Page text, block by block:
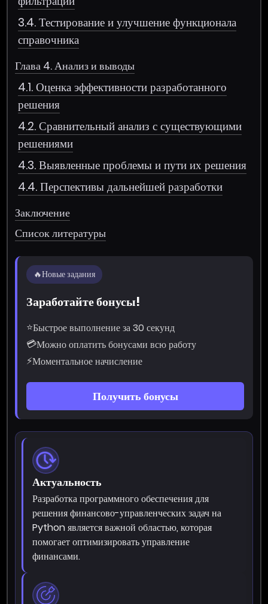
3.4. Тестирование и улучшение функционала
справочника
Глава 4. Анализ и выводы
4.1. Оценка эффективности разработанного
решения
4.2. Сравнительный анализ с существующими
решениями
4.3. Выявленные проблемы и пути их решения
4.4. Перспективы дальнейшей разработки
Заключение
Список литературы
🔥Новые задания
Заработайте бонусы!
⭐Быстрое выполнение за 30 секунд
💳Можно оплатить бонусами всю работу
⚡Моментальное начисление
Получить бонусы
Актуальность
Разработка программного обеспечения для
решения финансово-управленческих задач на
Python является важной областью, которая
помогает оптимизировать управление
финансами.